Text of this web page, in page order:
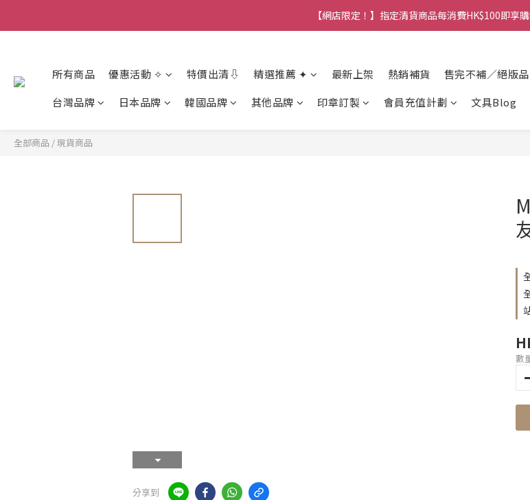
香港訂單金額滿HK$150包平郵｜滿HK$299包易寄取｜
【網店限定！】指定清貨商品每消費HK$100即享
所有商品 優惠活動 ✧ 特價出清⇩ 精選推薦 ✦ 最新上架 熱銷補貨 售完不補／絕版品
台灣品牌
日本品牌 韓國品牌 其他品牌 印章訂製 會員充值計劃 文具Blog
全部商品 /現貨商品
分享到
數